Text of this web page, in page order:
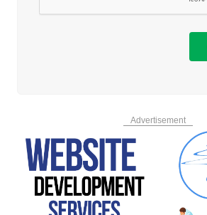
Advertisement